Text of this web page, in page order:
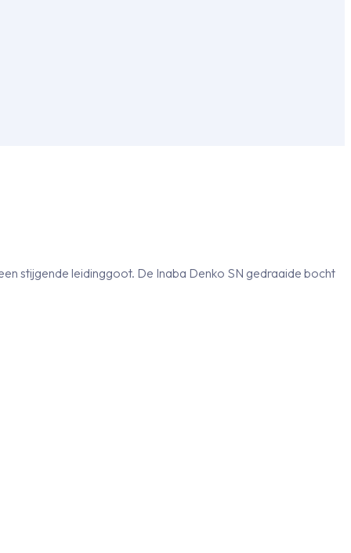
stijgende leidinggoot. De Inaba Denko SN gedraaide bocht